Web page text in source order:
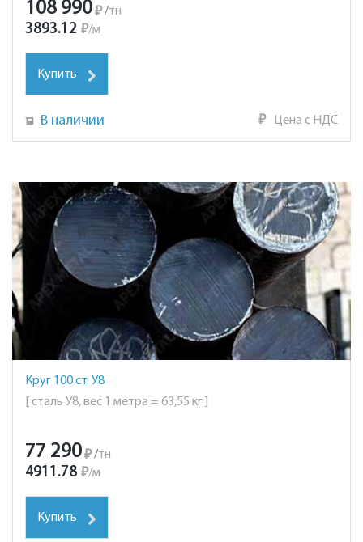
108 990₽ /тн
3893.12 ₽/м
Купить
В наличии ₽ Цена с НДС
Круг 100 ст. У8
[ сталь У8, вес 1 метра = 63,55 кг ]
77 290₽ /тн
4911.78 ₽/м
Купить